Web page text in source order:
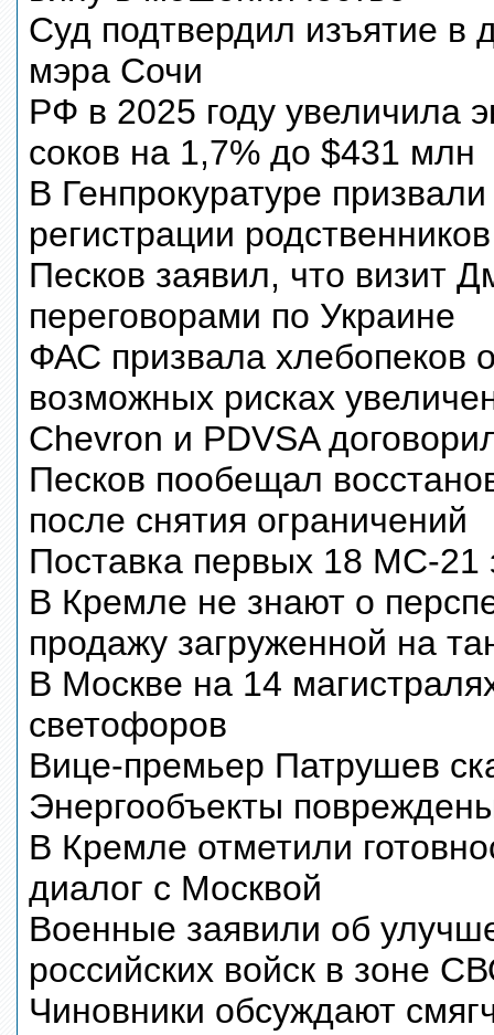
Суд подтвердил изъятие в
мэра Сочи
РФ в 2025 году увеличила
соков на 1,7% до $431 млн
В Генпрокуратуре
регистрации
Песков заявил, что визит
переговорами по Украине
ФАС призвала хлебопеков
возможных рисках
Chevron и PDVSA
Песков пообещал
после снятия ограничений
Поставка первых 18 МС-21
В Кремле не знают о
продажу загруженной на
В Москве на 14
светофоров
Вице-премьер Патрушев
Энергообъекты
В Кремле отметили
диалог с Москвой
Военные заявили об
российских войск в зоне
Чиновники обсуждают